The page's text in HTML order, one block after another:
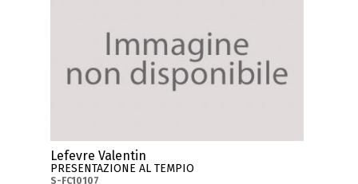
Lefevre Valentin
PRESENTAZIONE AL TEMPIO
S-FC10107